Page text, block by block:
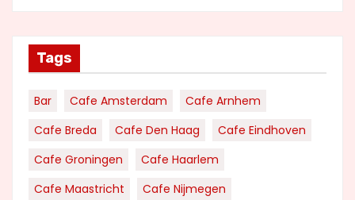
Tags
Bar Cafe Amsterdam
Cafe Arnhem
Cafe Breda
Cafe Den Haag
Cafe Eindhoven
Cafe Groningen
Cafe Haarlem
Cafe Maastricht
Cafe Nijmegen